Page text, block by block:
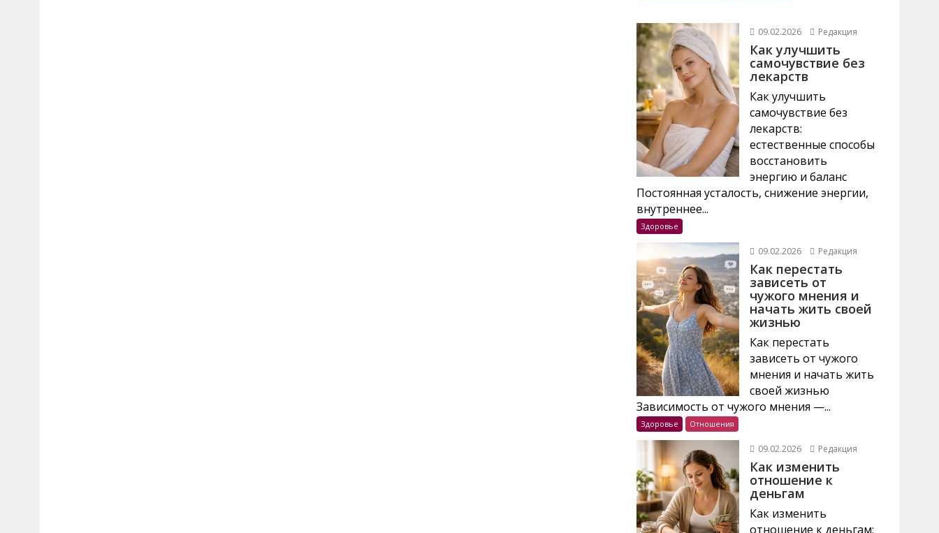
09.02.2026 Редакция
Как улучшить
самочувствие без
лекарств
Как улучшить
самочувствие без
лекарств:
естественные способы
восстановить
энергию и баланс
Постоянная усталость, снижение энергии,
внутреннее...
Здоровье
09.02.2026 Редакция
Как перестать
зависеть от
чужого мнения и
начать жить своей
жизнью
Как перестать
зависеть от чужого
мнения и начать жить
своей жизнью
Зависимость от чужого мнения —...
Здоровье Отношения
09.02.2026 Редакция
Как изменить
отношение к
деньгам
Как изменить
отношение к деньгам: